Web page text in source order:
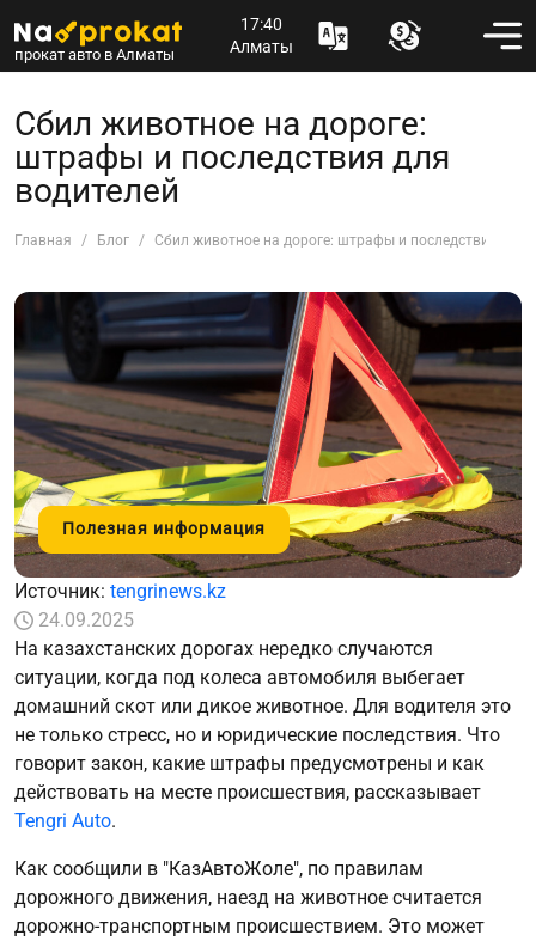
прокат авто в Алматы
17:40
Алматы
Сбил животное на дороге:
штрафы и последствия для
водителей
Главная Блог Сбил животное на дороге: штрафы и последствия для
Полезная информация
Источник: tengrinews.kz
24.09.2025
На казахстанских дорогах нередко случаются
ситуации, когда под колеса автомобиля выбегает
домашний скот или дикое животное. Для водителя это
не только стресс, но и юридические последствия. Что
говорит закон, какие штрафы предусмотрены и как
действовать на месте происшествия, рассказывает
Tengri Auto.
Как сообщили в "КазАвтоЖоле", по правилам
дорожного движения, наезд на животное считается
дорожно-транспортным происшествием. Это может